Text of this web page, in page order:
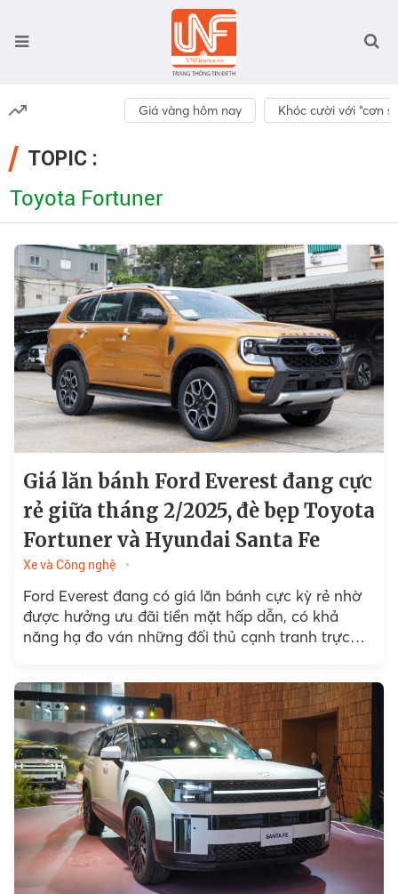
Giá vàng hôm nay Khóc cười với “cơn
TOPIC :
Toyota Fortuner
Giá lăn bánh Ford Everest đang cực
rẻ giữa tháng 2/2025, đè bẹp Toyota
Fortuner và Hyundai Santa Fe
Xe và Công nghệ
Ford Everest đang có giá lăn bánh cực kỳ rẻ nhờ
được hưởng ưu đãi tiền mặt hấp dẫn, có khả
năng hạ đo ván những đối thủ cạnh tranh trực